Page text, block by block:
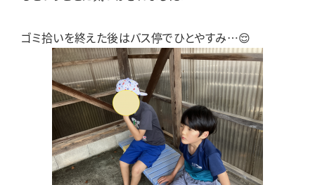
ゴミ拾いを終えた後はバス停でひとやすみ…😌